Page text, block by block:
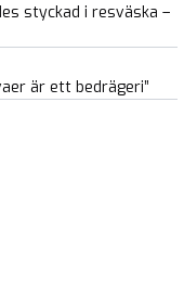
styckad i resväska –
är ett bedrägeri”